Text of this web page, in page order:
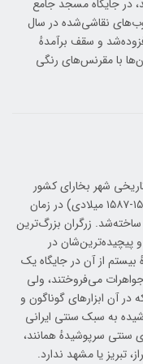
در جایگاه مسجد جامع
نقاشی‌شده در سال
و سقف برآمدهٔ
با مقرنس‌های رنگی
شهر بخارای کشور
ازبکستان است. این بازار در سدهٔ شانزدهم (۱۵۸۶-۱۵۸۷ میلادی) در زمان
ساخته‌شد. زرگران بزرگ‌ترین
و پیچیده‌ترین‌شان در
از آن در جایگاه یک
می‌فروختند، ولی
آن ابزارهای گوناگون و
به سبک سنتی ایرانی
سنتی سرپوشیدهٔ همانند،
تبریز یا مشهد ندارد.